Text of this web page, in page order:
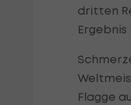
dritten
Flagge